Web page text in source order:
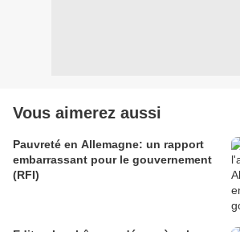
Vous aimerez aussi
Pauvreté en Allemagne: un rapport
embarrassant pour le gouvernement
(RFI)